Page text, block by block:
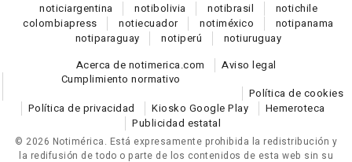
noticiargentina notibolivia notibrasil notichile
colombiapress notiecuador notiméxico notipanama
notiparaguay notiperú notiuruguay
Acerca de notimerica.com
Aviso legal
Cumplimiento normativo
Política de cookies
Política de privacidad
Kiosko Google Play
Hemeroteca
Publicidad estatal
© 2026 Notimérica. Está expresamente prohibida la redistribución y
la redifusión de todo o parte de los contenidos de esta web sin su